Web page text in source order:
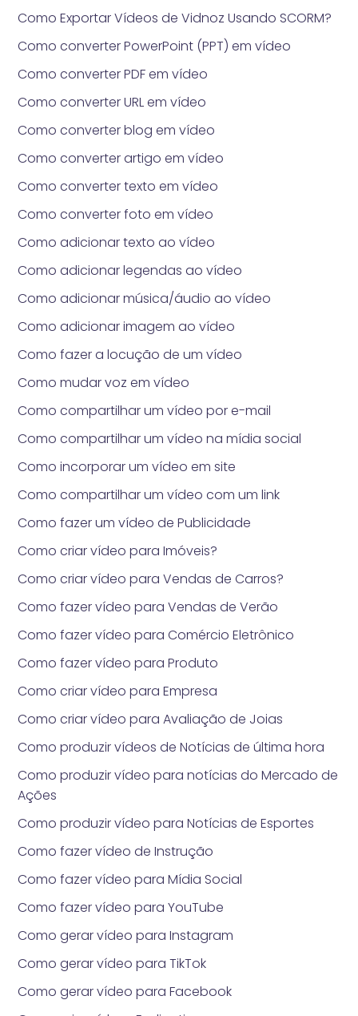
Como Exportar Vídeos de Vidnoz Usando SCORM?
Como converter PowerPoint (PPT) em vídeo
Como converter PDF em vídeo
Como converter URL em vídeo
Como converter blog em vídeo
Como converter artigo em vídeo
Como converter texto em vídeo
Como converter foto em vídeo
Como adicionar texto ao vídeo
Como adicionar legendas ao vídeo
Como adicionar música/áudio ao vídeo
Como adicionar imagem ao vídeo
Como fazer a locução de um vídeo
Como mudar voz em vídeo
Como compartilhar um vídeo por e-mail
Como compartilhar um vídeo na mídia social
Como incorporar um vídeo em site
Como compartilhar um vídeo com um link
Como fazer um vídeo de Publicidade
Como criar vídeo para Imóveis?
Como criar vídeo para Vendas de Carros?
Como fazer vídeo para Vendas de Verão
Como fazer vídeo para Comércio Eletrônico
Como fazer vídeo para Produto
Como criar vídeo para Empresa
Como criar vídeo para Avaliação de Joias
Como produzir vídeos de Notícias de última hora
Como produzir vídeo para notícias do Mercado de
Ações
Como produzir vídeo para Notícias de Esportes
Como fazer vídeo de Instrução
Como fazer vídeo para Mídia Social
Como fazer vídeo para YouTube
Como gerar vídeo para Instagram
Como gerar vídeo para TikTok
Como gerar vídeo para Facebook